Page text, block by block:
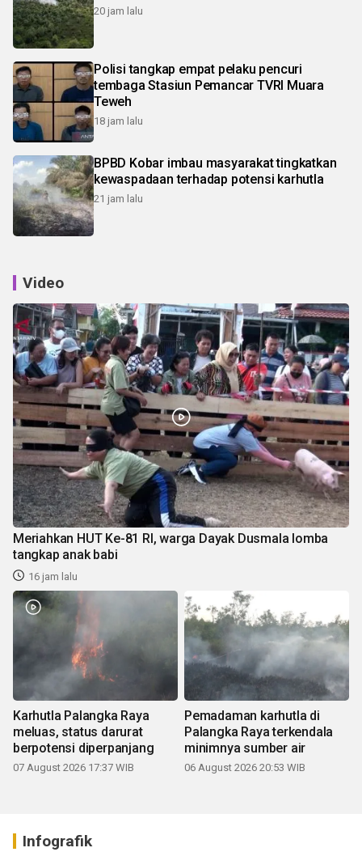
20 jam lalu
Polisi tangkap empat pelaku pencuri
tembaga Stasiun Pemancar TVRI Muara
Teweh
18 jam lalu
BPBD Kobar imbau masyarakat tingkatkan
kewaspadaan terhadap potensi karhutla
21 jam lalu
Video
Meriahkan HUT Ke-81 RI, warga Dayak Dusmala lomba
tangkap anak babi
16 jam lalu
Karhutla Palangka Raya
meluas, status darurat
berpotensi diperpanjang
07 August 2026 17:37 WIB
Pemadaman karhutla di
Palangka Raya terkendala
minimnya sumber air
06 August 2026 20:53 WIB
Infografik